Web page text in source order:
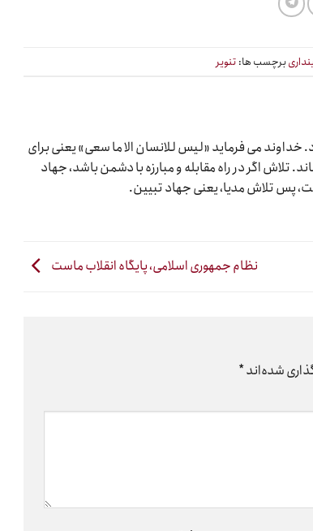
برچسب ها: تنویر
می فرماید «لیس للانسان الا ما سعی» یعنی برای
اگر در راه مقابله و مبارزه با دشمن باشد، جهاد
پس تلاش مدیا، یعنی جهاد تبیین.
نظام جمهوری اسلامی، پایگاه انقلاب ماست
شده‌اند*